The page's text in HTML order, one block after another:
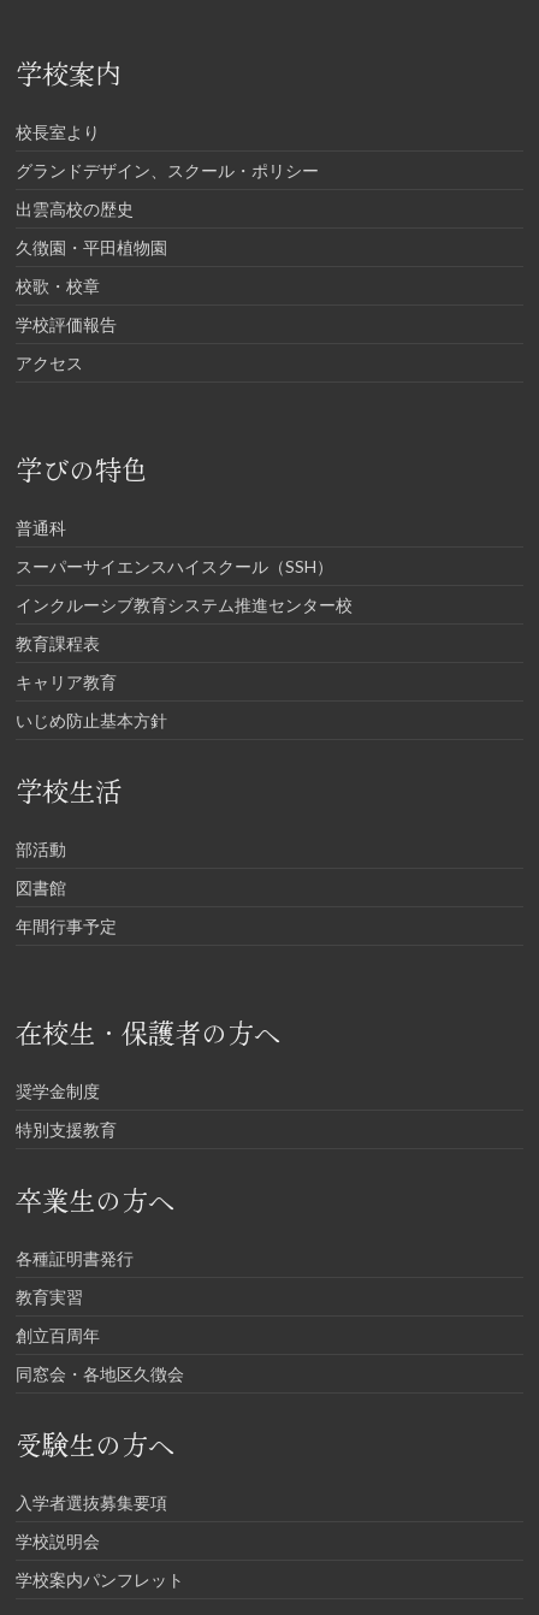
学校案内
校長室より
グランドデザイン、スクール・ポリシー
出雲高校の歴史
久徴園・平田植物園
校歌・校章
学校評価報告
アクセス
学びの特色
普通科
スーパーサイエンスハイスクール（SSH）
インクルーシブ教育システム推進センター校
教育課程表
キャリア教育
いじめ防止基本方針
学校生活
部活動
図書館
年間行事予定
在校生・保護者の方へ
奨学金制度
特別支援教育
卒業生の方へ
各種証明書発行
教育実習
創立百周年
同窓会・各地区久徴会
受験生の方へ
入学者選抜募集要項
学校説明会
学校案内パンフレット